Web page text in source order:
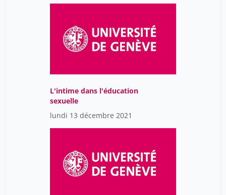
Markarian Quentin
Michel Noémi
Muster Caïtucoli Joëlle
Nyx Prénom
Orito Prénom
Parini Lorena
L'intime dans l'éducation
sexuelle
lundi 13 décembre 2021